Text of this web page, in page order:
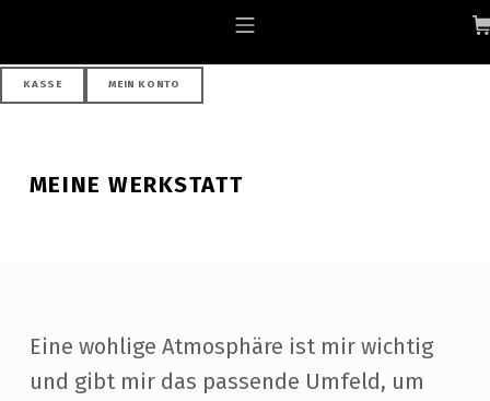
MOBILE MENU
KASSE MEIN KONTO
MEINE WERKSTATT
Eine wohlige Atmosphäre ist mir wichtig
und gibt mir das passende Umfeld, um